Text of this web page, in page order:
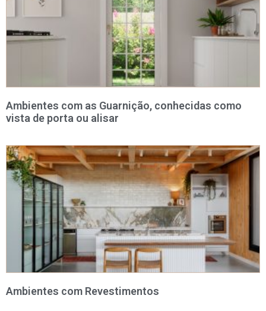
Ambientes com as Guarnição, conhecidas como
vista de porta ou alisar
Ambientes com Revestimentos